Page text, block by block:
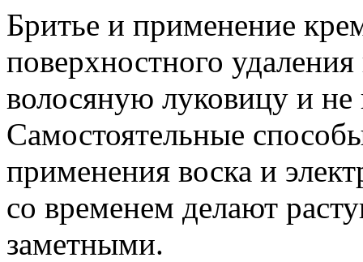
Бритье и применение
поверхностного
волосяную луковицу и не
Самостоятельные
применения воска и
со временем делают
заметными.